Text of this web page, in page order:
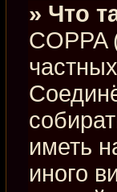
» Что
COPPA
иметь
иного